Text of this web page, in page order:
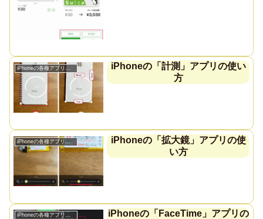
iPhoneの「計測」アプリの使い
方
iPhoneの「拡大鏡」アプリの使
い方
iPhoneの各種アプリの使い方
iPhoneの「FaceTime」アプリの